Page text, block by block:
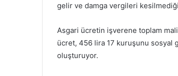
gelir ve damga vergileri
Asgari ücretin işverene toplam
ücret, 456 lira 17 kuruşunu
oluşturuyor.